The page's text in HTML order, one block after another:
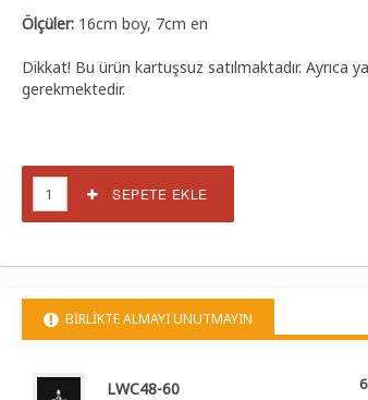
Ölçüler: 16cm boy, 7cm en
Dikkat! Bu ürün kartuşsuz satılmaktadır. Ayrıca
gerekmektedir.
SEPETE EKLE
BİRLİKTE ALMAYI UNUTMAYIN
LWC48-60